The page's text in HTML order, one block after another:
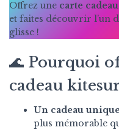
Offrez une carte
et faites découvrir l’un
glisse !
🌊 Pourquoi
cadeau
Un cadeau
plus mémorable